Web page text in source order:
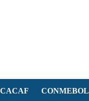
CONMEBOL